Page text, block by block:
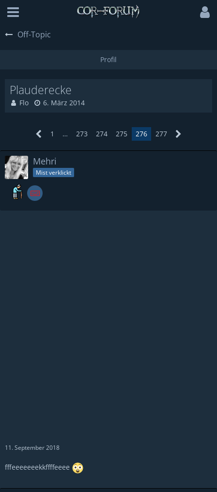
Off-Topic
Plauderecke
Flo 6. März 2014
1 … 273 274 275 276 277
Mehri
Mist verklickt
11. September 2018
fffeeeeeeekkffffeeee